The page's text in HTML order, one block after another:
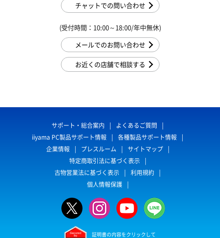
チャットでの問い合わせ
(受付時間：10:00～18:00/年中無休)
メールでのお問い合わせ
お近くの店舗で相談する
サポート・総合案内
よくあるご質問
iiyama PC製品サポート情報
各種製品サポート情報
企業情報
プレスルーム
サイトマップ
特定商取引法に基づく表示
古物営業法に基づく表示
利用規約
個人情報保護
証明書の内容をクリックして